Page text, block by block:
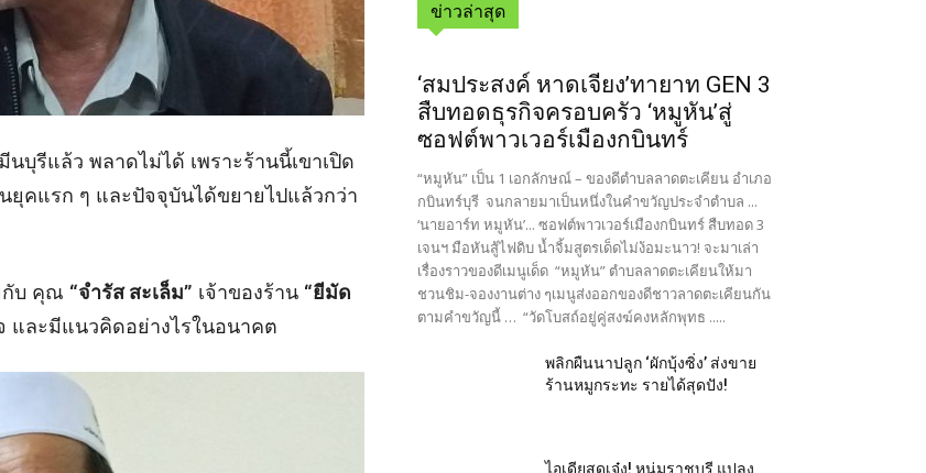
บุรีแล้ว พลาดไม่ได้ เพราะร้านนี้เขาเปิด
ยุคแรก ๆ และปัจจุบันได้ขยายไปแล้วกว่า
กับ คุณ “จำรัส สะเล็ม” เจ้าของร้าน “ยีมัด
และมีแนวคิดอย่างไรในอนาคต
ข่าวล่าสุด
‘สมประสงค์ หาดเจียง’ทายาท GEN 3
สืบทอดธุรกิจครอบครัว ‘หมูหัน’สู่
ซอฟต์พาวเวอร์เมืองกบินทร์
“หมูหัน” เป็น 1 เอกลักษณ์ – ของดีตำบลลาดตะเคียน อำเภอ
กบินทร์บุรี จนกลายมาเป็นหนึ่งในคำขวัญประจำตำบล ...
‘นายอาร์ท หมูหัน’... ซอฟต์พาวเวอร์เมืองกบินทร์ สืบทอด 3
เจนฯ มือหันสู้ไฟดิบ น้ำจิ้มสูตรเด็ดไม่ง้อมะนาว! จะมาเล่า
เรื่องราวของดีเมนูเด็ด “หมูหัน” ตำบลลาดตะเคียนให้มา
ชวนชิม-จองงานต่าง ๆเมนูส่งออกของดีชาวลาดตะเคียนกัน
ตามคำขวัญนี้ … “วัดโบสถ์อยู่คู่สงฆ์คงหลักพุทธ .....
พลิกผืนนาปลูก ‘ผักบุ้งซิ่ง’ ส่งขาย
ร้านหมูกระทะ รายได้สุดปัง!
ไอเดียสุดเจ๋ง! หนุ่มราชบุรี แปลง